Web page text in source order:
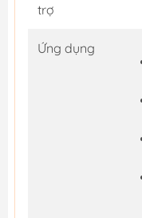
trợ
Ứng dụng